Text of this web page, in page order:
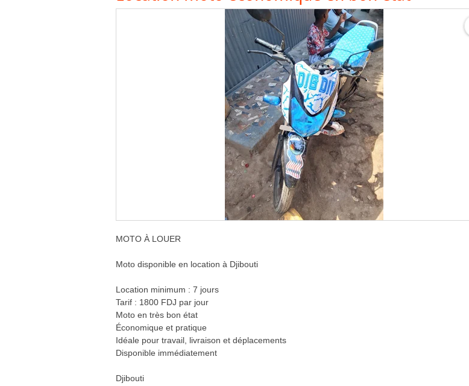
MOTO À LOUER
Moto disponible en location à Djibouti
Location minimum : 7 jours
Tarif : 1800 FDJ par jour
Moto en très bon état
Économique et pratique
Idéale pour travail, livraison et déplacements
Disponible immédiatement
Djibouti